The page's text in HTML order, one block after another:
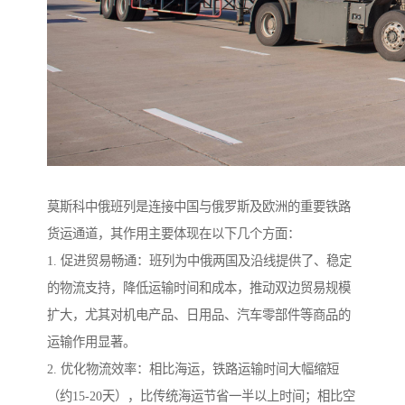
莫斯科中俄班列是连接中国与俄罗斯及欧洲的重要铁路
货运通道，其作用主要体现在以下几个方面：
1. 促进贸易畅通：班列为中俄两国及沿线提供了、稳定
的物流支持，降低运输时间和成本，推动双边贸易规模
扩大，尤其对机电产品、日用品、汽车零部件等商品的
运输作用显著。
2. 优化物流效率：相比海运，铁路运输时间大幅缩短
（约15-20天），比传统海运节省一半以上时间；相比空